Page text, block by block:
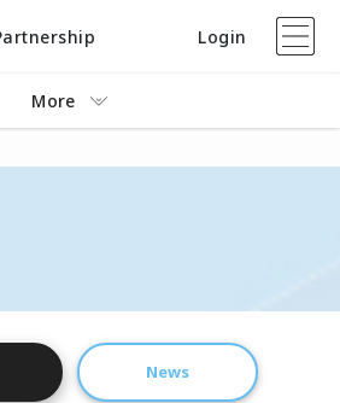
Login
More
News